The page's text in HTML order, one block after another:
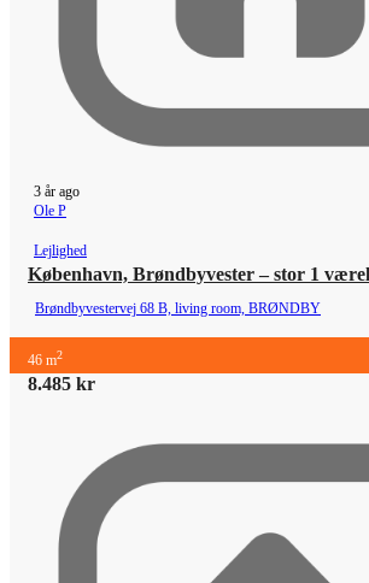
3 år ago
Ole P
Lejlighed
København, Brøndbyvester – stor 1
Brøndbyvestervej 68 B, living room, BRØNDBY
46 m2
8.485 kr